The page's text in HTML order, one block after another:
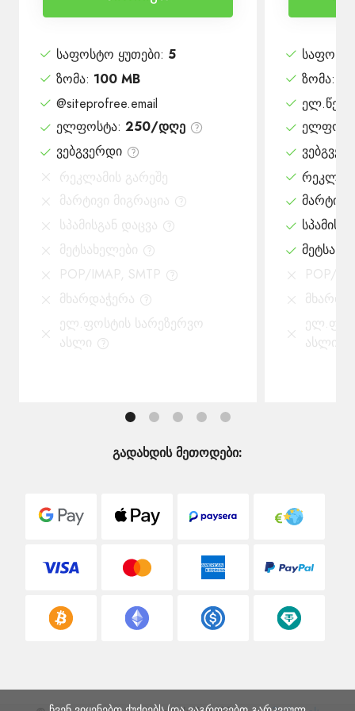
საფოსტო ყუთები: 5
ზომა: 100 MB
@siteprofree.email
ელფოსტა: 250/დღე
ვებგვერდი
რეკლამის გარეშე
მარტივი მიგრაცია
სპამისგან დაცვა
მეტსახელები
POP/IMAP, SMTP
მხარდაჭერა
ელ.ფოსტის სარეზერვო
ასლი
ზომა:
POP/
ასლი
გადახდის მეთოდები: